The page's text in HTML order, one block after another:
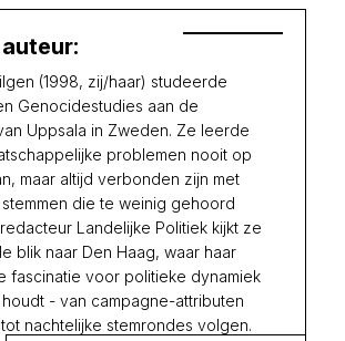
(1998, zij/haar) studeerde
Genocidestudies aan de
Uppsala in Zweden. Ze leerde
problemen nooit op
maar altijd verbonden zijn met
die te weinig gehoord
Landelijke Politiek kijkt ze
blik naar Den Haag, waar haar
fascinatie voor politieke dynamiek
- van campagne-attributen
nachtelijke stemrondes volgen.